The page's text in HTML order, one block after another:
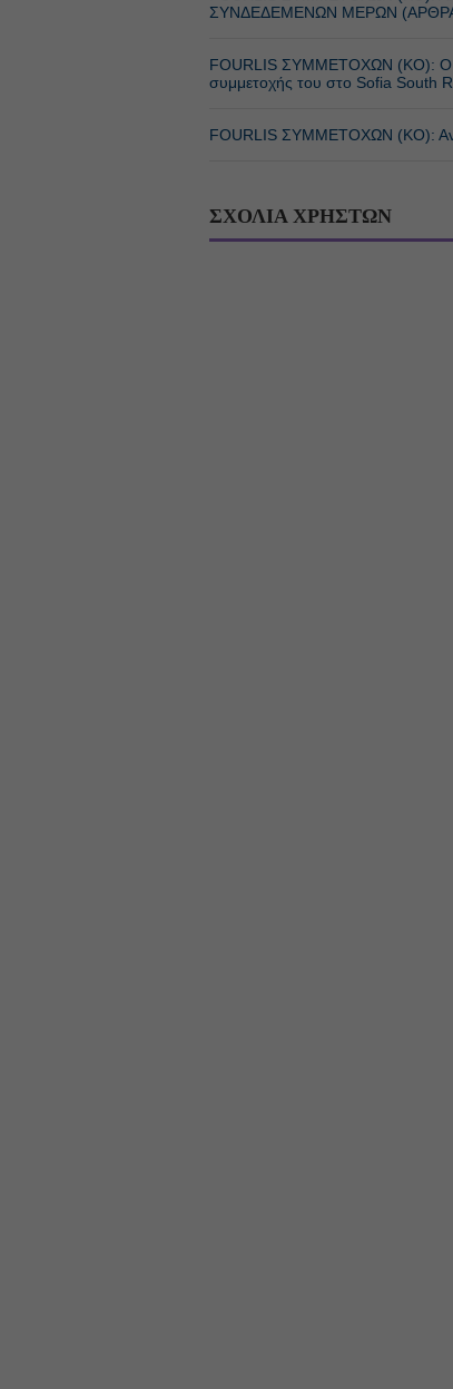
ΣΥΝΔΕΔΕΜΕΝΩΝ ΜΕΡΩΝ (ΑΡΘΡΑ
FOURLIS ΣΥΜΜΕΤΟΧΩΝ (KΟ): Ο
συμμετοχής του στο Sofia South
FOURLIS ΣΥΜΜΕΤΟΧΩΝ (KΟ):
ΣΧΟΛΙΑ ΧΡΗΣΤΩΝ